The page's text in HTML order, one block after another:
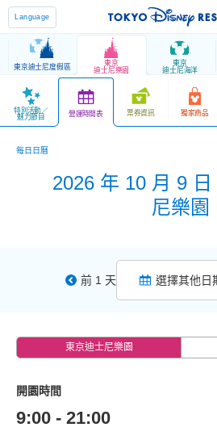
Language
東京迪士尼度假區
東京
迪士尼樂園
東京
迪士尼海洋
特別活動／
魅力節目 營運時間表 票券資訊 獨家商品
每日日曆
2026 年 10 月 9
尼樂園
前 1 天 選擇其他日
東京迪士尼樂園
開園時間
9:00 - 21:00